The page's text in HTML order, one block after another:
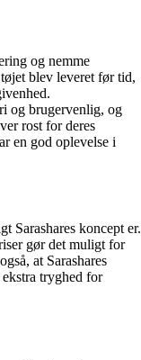
og nemme
blev leveret før tid,
og brugervenlig, og
rost for deres
en god oplevelse i
Sarashares koncept er.
gør det muligt for
at Sarashares
tryghed for